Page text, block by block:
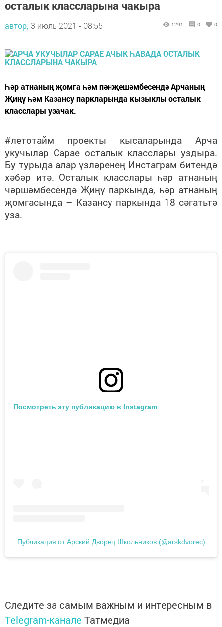
осталык классларына чакыра
автор, 3 июль 2021 - 08:55 1291 0 0
Һәр атнаның җомга һәм пәнҗешәмбесендә Арчаның
Җиңү һәм Казансу паркларында кызыклы осталык
класслары узачак.
#летотайм проекты кысаларында Арча
укучылар Сарае осталык класслары уздыра.
Бу турыда алар үзләренең Инстаграм битендә
хәбәр итә. Осталык класслары һәр атнаның
чәршәмбесендә Җиңү паркында, һәр атнаның
җомгасында – Казансу паркында 18 сәгатьтә
уза.
Посмотреть эту публикацию в Instagram
Публикация от Арский Дворец Школьников (@arskdvorec)
Следите за самым важным и интересным в
Telegram-канале Татмедиа